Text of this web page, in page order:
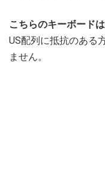
こちらのキーボード
US配列に抵抗のある
ません。